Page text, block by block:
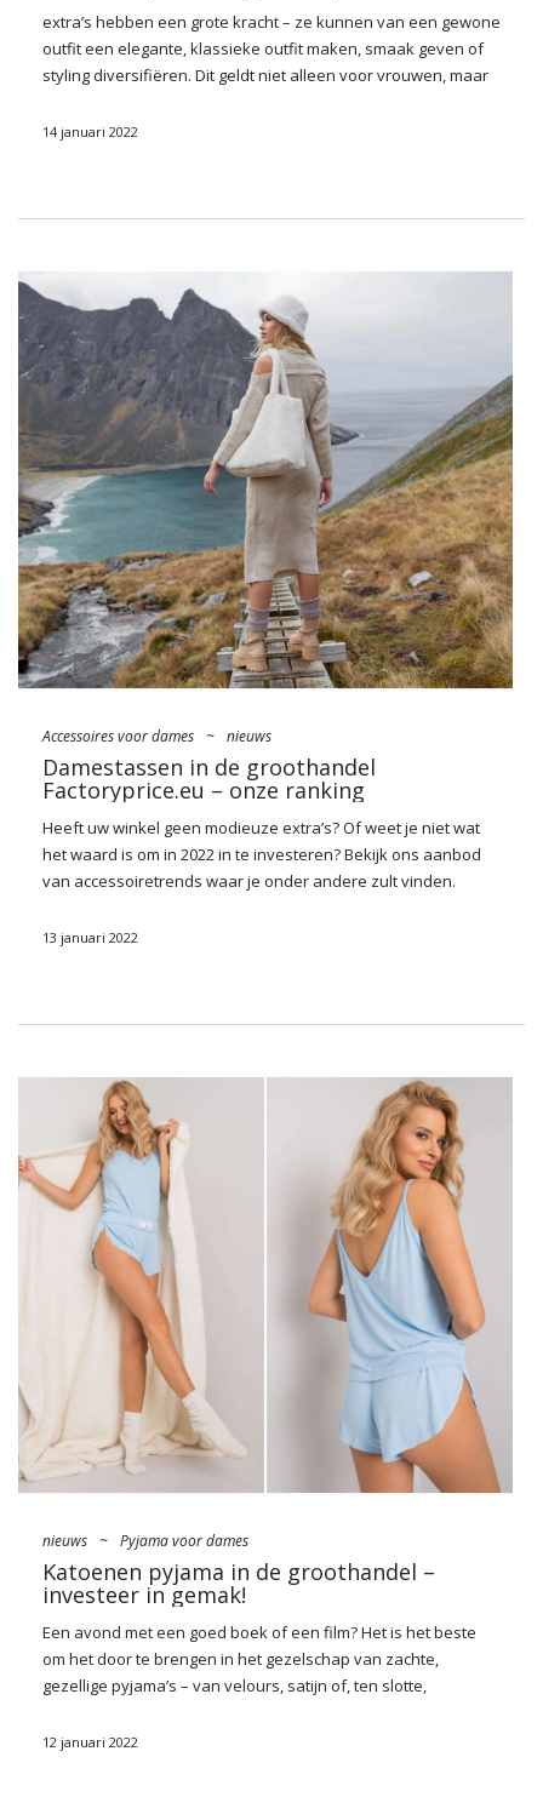
extra’s hebben een grote kracht – ze kunnen van een gewone
outfit een elegante, klassieke outfit maken, smaak geven of
stylingdiversifiëren. Dit geldt niet alleen voor vrouwen, maar
accessoires precies
Fournituren voor heren – hoe kies je
leren accessoires?
Het kiezen van de juiste producten uit de huid is geen
eenvoudige taak. Het effect van een onberispelijke
is
gemakkelijk te bederven met een onjuist geselecteerde riem
of zakje. Daarom hebben we een korte checklist opgesteld
waarmee u accessoires van hoge kwaliteit kunt inslaan –
check:
Materiaal is de basis
Groothandel in gallanterie…
14 januari 2022
Accessoires voor dames ~ nieuws
Damestassen in de groothandel
Factoryprice.eu – onze ranking
Heeft uwwinkel geen modieuze extra’s? Of weet je niet wat
het waard is om in 2022 in te investeren? Bekijk ons aanbod
van accessoiretrends waar je onder andere zult vinden.
afgelopen maanden zijn. Welke moet je kiezen? De prijs wordt
Modieuze damestassen in de
groothandel – trends voor 2022
Wat staat ons de komende maanden te wachtengroothandel
in modieuze damestassen
? Z pewnością ciekawe, oryginalne
rozwiązania, żywe kolory i co najważniejsze – funkcjonalność.
Na sklepowych półkach królować będą zatem nie tylko
sztywne aktówki w rozmiarze XXL czy klasyczne, skórzane
shoppery. Znajdzie się też propozycja dla fanek
nietuzinkowych dodatków – wzorzyste, welurowe worki,
miękkie saszetki, przypominające mini …
13 januari 2022
nieuws ~ Pyjama voor dames
Katoenen pyjama in de groothandel –
investeer in gemak!
Een avond met een goed boek of een film? Het is het beste
om het door te brengen in het gezelschap van zachte,
gezellige pyjama’s – van velours, satijn of, ten slotte,
toevoegen aan je assortiment? Naast sets met losse joggers
12 januari 2022